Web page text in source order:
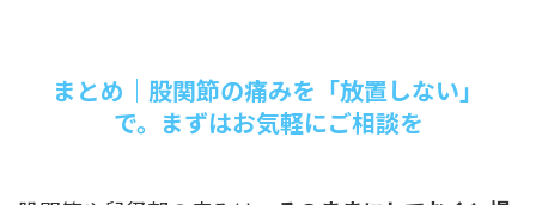
まとめ｜股関節の痛みを「放置しない」
で。まずはお気軽にご相談を